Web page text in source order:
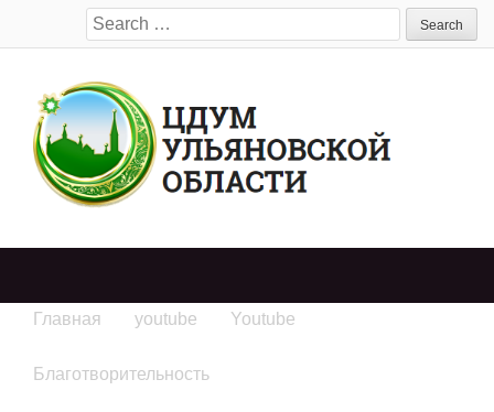
Search
for:
Главная youtube Youtube
Благотворительность